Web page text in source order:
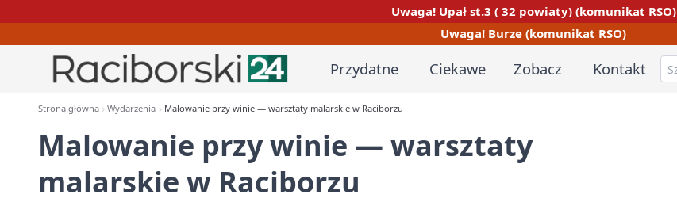
Uwaga! Upał st.3 ( 32 powiaty) (komunikat RSO)
Uwaga! Burze (komunikat RSO)
Przydatne Ciekawe Zobacz Kontakt
Strona główna Wydarzenia Malowanie przy winie — warsztaty malarskie w Raciborzu
Malowanie przy winie — warsztaty
malarskie w Raciborzu